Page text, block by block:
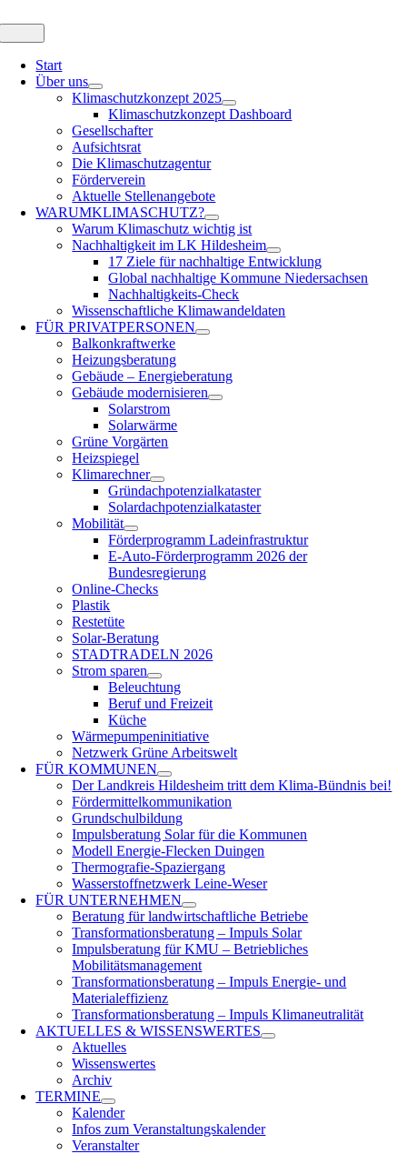
springen
Navigation
Start
Über uns
Klimaschutzkonzept 2025
Klimaschutzkonzept Dashboard
Gesellschafter
Aufsichtsrat
Die Klimaschutzagentur
Förderverein
Aktuelle Stellenangebote
WARUMKLIMASCHUTZ?
Warum Klimaschutz wichtig ist
Nachhaltigkeit im LK Hildesheim
17 Ziele für nachhaltige Entwicklung
Global nachhaltige Kommune Niedersachsen
Nachhaltigkeits-Check
Wissenschaftliche Klimawandeldaten
FÜRPRIVATPERSONEN
Balkonkraftwerke
Heizungsberatung
Gebäude – Energieberatung
Gebäude modernisieren
Solarstrom
Solarwärme
Grüne Vorgärten
Heizspiegel
Klimarechner
Gründachpotenzialkataster
Solardachpotenzialkataster
Mobilität
Förderprogramm Ladeinfrastruktur
E-Auto-Förderprogramm 2026 der
Bundesregierung
Online-Checks
Plastik
Restetüte
Solar-Beratung
STADTRADELN 2026
Strom sparen
Beleuchtung
Beruf und Freizeit
Küche
Wärmepumpeninitiative
Netzwerk Grüne Arbeitswelt
FÜRKOMMUNEN
Der Landkreis Hildesheim tritt dem Klima-Bündnis bei!
Fördermittelkommunikation
Grundschulbildung
Impulsberatung Solar für die Kommunen
Modell Energie-Flecken Duingen
Thermografie-Spaziergang
Wasserstoffnetzwerk Leine-Weser
FÜRUNTERNEHMEN
Beratung für landwirtschaftliche Betriebe
Transformationsberatung – Impuls Solar
Impulsberatung für KMU – Betriebliches
Mobilitätsmanagement
Transformationsberatung – Impuls Energie- und
Materialeffizienz
Transformationsberatung – Impuls Klimaneutralität
AKTUELLES &WISSENSWERTES
Aktuelles
Wissenswertes
Archiv
TERMINE
Kalender
Infos zum Veranstaltungskalender
Veranstalter